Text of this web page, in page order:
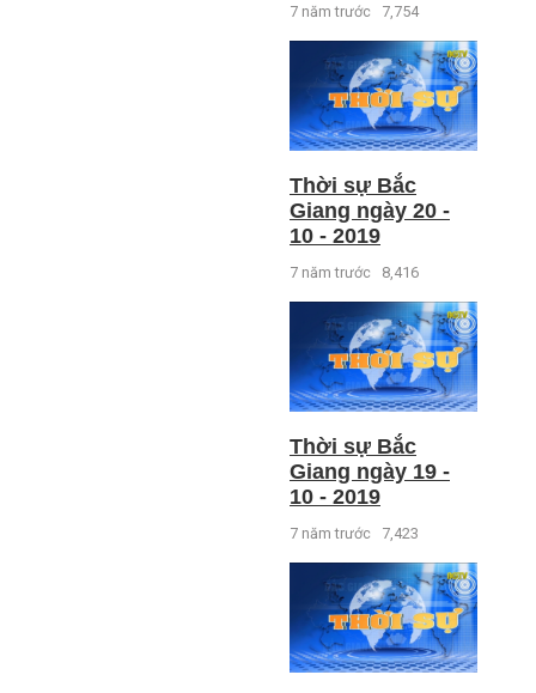
7 năm trước 7,754
Thời sự Bắc
Giang ngày 20 -
10 - 2019
7 năm trước 8,416
Thời sự Bắc
Giang ngày 19 -
10 - 2019
7 năm trước 7,423